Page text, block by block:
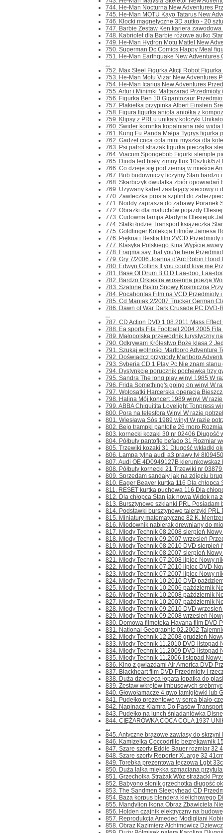
744. He-Man Nocturna New Adventures
745. He-Man MOTU Kayo Tatarus New
746. Klocki magnetyczne 3D autko - 20
747. Barbie Zestaw Ken kariera zawodowa
748. Kabriolet dla Barbie różowe autko
749. He-Man Hydron Motu Mattel New
750. Superman Dc Comics Happy Meal
751. He-Man Earthquake New Adventures
...
752. Max Steel Figurka Akcji Robot
753. He-Man Motu Vizar New Adventures
754. He-Man Icarius New Adventures
755. Artur i Minimki Maltazarad Przedmioty
756. Figurka Ben 10 Gigantozaur
757. Plakietka przypinka Albert Einstein
758. Figura figurka anioła aniołka z
759. Klipsy z PRLu unikaty kolczyki
760. Świder koronka kopalniana raki widia
761. Kung Fu Panda Małpa Tygrys figurka
762. Gadżet coca cola mini myszka dla
763. Psi patrol strażak figurka pieczątka
764. Viacom Spongebob Figurki stemple
765. Dioda led biały zimny flux 10sztuk/
766. Co dzieje się pod ziemią w mieście
767. Bob budowniczy liczymy Stan bardzo
768. Skarbczyk dwulatka zbiór opowiadań
769. Używany kabel zasilający sieciowy o
770. Zawleczka prosta szplint do
771. Noddy zaprasza do zabawy Poranek
772. Obrazki dla maluchów pojazdy
773. Cudowna lampa Aladyna Olesiejuk
774. Statki łodzie Transport książeczka
775. Goldfinger Kolekcja Filmów Jamesa
776. Piękna i Bestia film 2VCD Przedmioty
777. Klasyka Polskiego Kina Wyjście
778. Fragma say that you're here
779. Gry 7/2006 Joanna d'Arc Robin Hood
780. Edwyn Collins If you could love me
781. Base Of Drum B.O.D Laa-doo, Laa-
782. Bardzo Orkiestra wiosenna poezja
783. Szalone Bistro Snowy Kosmiczna
784. Pocahontas Film na VCD Przedmioty
785. Cd Maniak 2/2007 Trucker German
786. Dawn of War Dark Crusade PC DVD-
...
787. CD Action DVD 1 08.2011 Mass
788. Ea sports Fifa Football 2004 2005
789. Małopolska przewodnik turystyczny
790. Odkrywam Królestwo Boże klasa 2
791. Szukaj wolności Marlboro Adventure
792. Doświadcz przygody Marlboro
793. Syberia CD 1 Play Pc Nie znam
794. Dystynkcje porucznik pochewka trzy
795. Sandra The long play winyl 1985 W
796. Frida Something's going on winyl W
797. Wołosatki Harcerska operacja
798. Halina Mój koncert 1989 winyl W
799. ABBA Chiquitita Lovelight Tonpress
800. Pora na telesfora Winyl W razie
801. Wiesława Sós 1989 winyl W razie
802. Bejo trampki pantofle 26 moro
803. kornecki kozaki 30 nr 02406 Długość
804. Półbuty pantofle befado 31 Rozmiar
805. Trzewiki kozaki 31 Długość wkładki
806. Lampa tylna audi a3 prawy tył
807. Audi OE 4D0949127B kierunkowskaz
808. Półbuty kornecki 21 Trzewiki nr
809. Sprzedam sandały jak na zdjęciu
810. Eager Beaver kurtka 116 Dla chłopca
811. RESET kurtka puchowa 116 Dla
812. Dla chłopca Stan jak nowa Widok na
813. Bursztynowe szklanki PRL Posiadam
814. Podstawki bursztynowe talerzyki PRL
815. Miniatury matematyczne 82 K.
816. Miodownik nabierak drewniany do
817. Młody Technik 08.2008 sierpień
818. Młody Technik 09.2007 wrzesień
819. Młody Technik 08.2010 DVD sierpień
820. Młody Technik 08.2007 sierpień
821. Młody Technik 07.2008 lipiec Nowy
822. Młody Technik 07.2010 lipiec DVD
823. Młody Technik 07.2007 lipiec Nowy
824. Młody Technik 10.2010 DVD
825. Młody Technik 10.2006 październik
826. Młody Technik 10.2008 październik
827. Młody Technik 10.2007 październik
828. Młody Technik 09.2010 DVD
829. Młody Technik 09.2008 wrzesień
830. Domowa filmoteka Havana film DVD
831. National Geographic 02.2002
832. Młody Technik 12.2008 grudzień
833. Młody Technik 11.2010 DVD listopad
834. Młody Technik 11.2009 DVD listopad
835. Młody Technik 11.2006 listopad Nowy
836. Kino z gwiazdami Air America DVD
837. Blackheart film DVD Przedmioty i
838. Duża dziecięca łopata łopatka do
839. Zestaw wkrętów imbusowych
840. Głowołamacze 4 gwo łamigłówki lub
841. Pudełko prezentowe w serca biało-
842. Napinacz Klamra Do Pasów
843. Pudełko na lunch śniadaniówka
844. CIĘŻARÓWKA COCA COLA 1937
...
845. Antyczne brązowe zawiasy do skrzyni
846. Kamizelka Coccodrillo bezrękawnik
847. Szare szorty Eddie Bauer rozmiar 32
848. Szare szorty Reporter XLarge 32
849. Torebka prezentowa tęczowa Lgbt
850. Duża lalka miękka szmaciana
851. Grzechotka Strażak Wóz strażacki
852. Babyono słonik grzechotka długość
853. The Sandmen Sleepyhead CD
854. Baza korpus blendera kielichowego
855. Mandylion Ikona Obraz Zbawiciela
856. Holden czajnik elektryczny na
857. Reprodukcja Amedeo Modigliani
858. Obraz Kazimierz Alchimowicz